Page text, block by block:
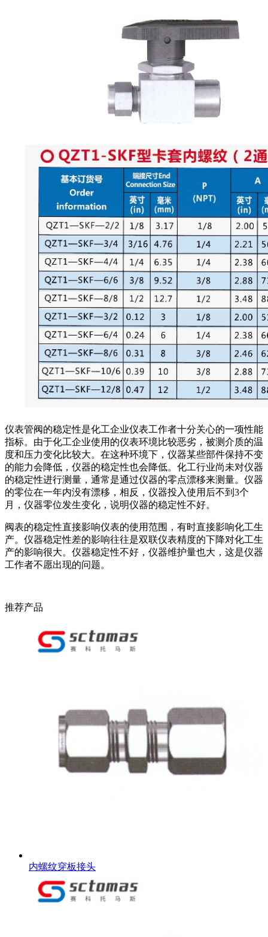
仪表管阀的稳定性是化工企业仪表工作者十分关心的一项性能
指标。由于化工企业使用的仪表环境比较恶劣，被测介质的温
度和压力变化比较大。在这种环境下，仪器某些部件保持不变
的能力会降低，仪器的稳定性也会降低。化工行业尚未对仪器
的稳定性进行测量，通常是通过仪器的零点漂移来测量。仪器
的零位在一年内没有漂移，相反，仪器投入使用后不到3个
月，仪器零位发生变化，说明仪器的稳定性不好。
阀表的稳定性直接影响仪表的使用范围，有时直接影响化工生
产。仪器稳定性差的影响往往是双联仪表精度的下降对化工生
产的影响很大。仪器稳定性不好，仪器维护量也大，这是仪器
工作者不愿出现的问题。
推荐产品
内螺纹穿板接头